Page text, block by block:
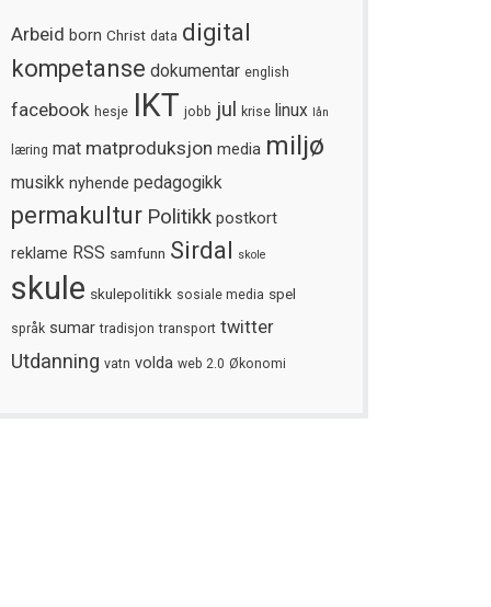
Arbeid born Christ data digital
kompetanse dokumentar english
facebook hesje IKT jobb jul krise linux lån
læring mat matproduksjon media miljø
musikk nyhende pedagogikk
permakultur Politikk postkort
reklame RSS samfunn Sirdal skole
skule skulepolitikk sosiale media spel
språk sumar tradisjon transport twitter
Utdanning vatn volda web 2.0 Økonomi